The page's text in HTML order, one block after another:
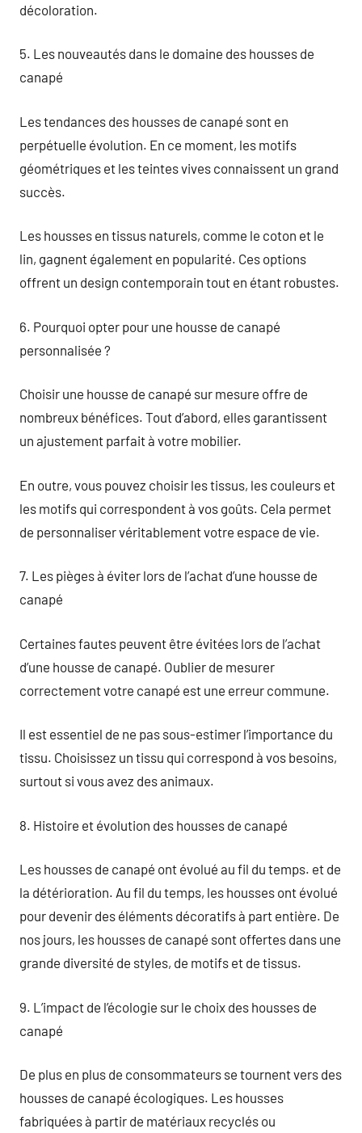
décoloration.
5. Les nouveautés dans le domaine des housses de
canapé
Les tendances des housses de canapé sont en
perpétuelle évolution. En ce moment, les motifs
géométriques et les teintes vives connaissent un grand
succès.
Les housses en tissus naturels, comme le coton et le
lin, gagnent également en popularité. Ces options
offrent un design contemporain tout en étant robustes.
6. Pourquoi opter pour une housse de canapé
personnalisée ?
Choisir une housse de canapé sur mesure offre de
nombreux bénéfices. Tout d’abord, elles garantissent
un ajustement parfait à votre mobilier.
En outre, vous pouvez choisir les tissus, les couleurs et
les motifs qui correspondent à vos goûts. Cela permet
de personnaliser véritablement votre espace de vie.
7. Les pièges à éviter lors de l’achat d’une housse de
canapé
Certaines fautes peuvent être évitées lors de l’achat
d’une housse de canapé. Oublier de mesurer
correctement votre canapé est une erreur commune.
Il est essentiel de ne pas sous-estimer l’importance du
tissu. Choisissez un tissu qui correspond à vos besoins,
surtout si vous avez des animaux.
8. Histoire et évolution des housses de canapé
Les housses de canapé ont évolué au fil du temps. et de
la détérioration. Au fil du temps, les housses ont évolué
pour devenir des éléments décoratifs à part entière. De
nos jours, les housses de canapé sont offertes dans une
grande diversité de styles, de motifs et de tissus.
9. L’impact de l’écologie sur le choix des housses de
canapé
De plus en plus de consommateurs se tournent vers des
housses de canapé écologiques. Les housses
fabriquées à partir de matériaux recyclés ou